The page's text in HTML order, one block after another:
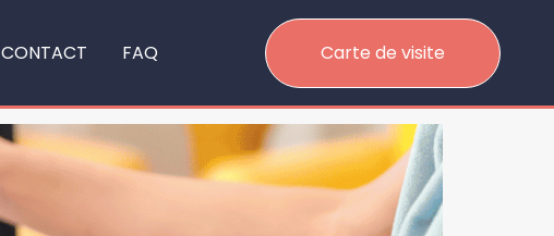
CONTACT FAQ Carte de visite